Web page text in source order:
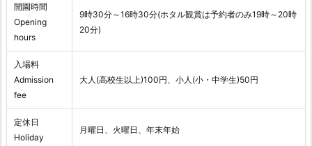
開園時間
Opening
hours
9時30分～16時30分(ホタル観賞は予約者のみ19時～20時
20分)
入場料
Admission
fee
大人(高校生以上)100円、小人(小・中学生)50円
定休日
Holiday
月曜日、火曜日、年末年始